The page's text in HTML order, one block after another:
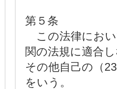
第５条
この法律におい
関の法規に適合
その他自己の（
をいう。